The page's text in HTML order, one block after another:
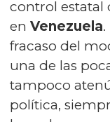
control estatal
en Venezuela
fracaso del
una de las
tampoco
política,